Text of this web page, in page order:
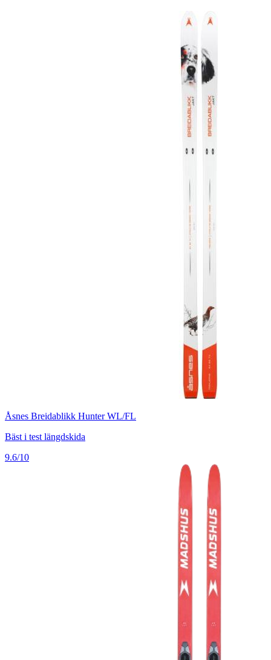
Åsnes Breidablikk Hunter WL/FL
Bäst i test längdskida
9.6/10